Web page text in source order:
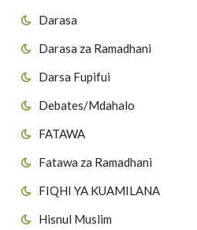
Darasa
Darasa za Ramadhani
Darsa Fupifui
Debates/Mdahalo
FATAWA
Fatawa za Ramadhani
FIQHI YA KUAMILANA
Hisnul Muslim